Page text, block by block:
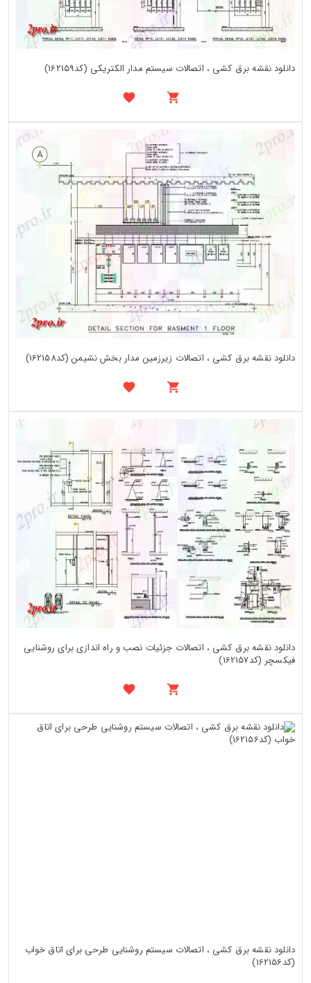
دانلود نقشه برق کشی ، اتصالات سیستم مدار الکتریکی (کد162159)
دانلود نقشه برق کشی ، اتصالات زیرزمین مدار بخش نشیمن (کد162158)
دانلود نقشه برق کشی ، اتصالات جزئیات نصب و راه اندازی برای روشنایی
فیکسچر (کد162157)
دانلود نقشه برق کشی ، اتصالات سیستم روشنایی طرحی برای اتاق خواب
(کد162156)